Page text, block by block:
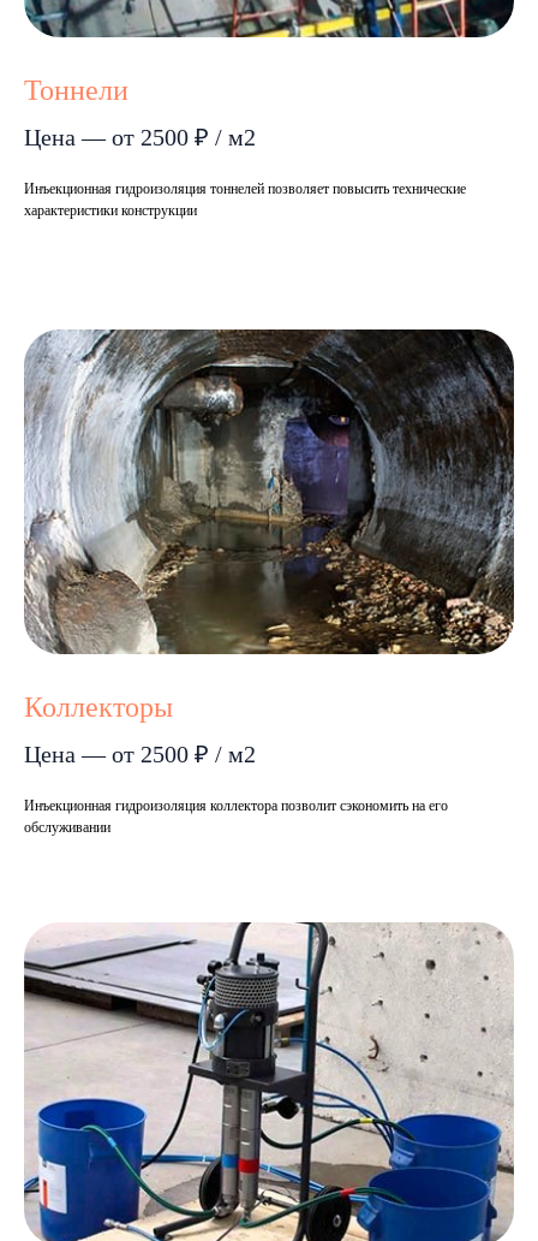
Тоннели
Цена — от 2500 ₽ / м2
Инъекционная гидроизоляция тоннелей позволяет повысить технические
характеристики конструкции
Коллекторы
Цена — от 2500 ₽ / м2
Инъекционная гидроизоляция коллектора позволит сэкономить на его
обслуживании